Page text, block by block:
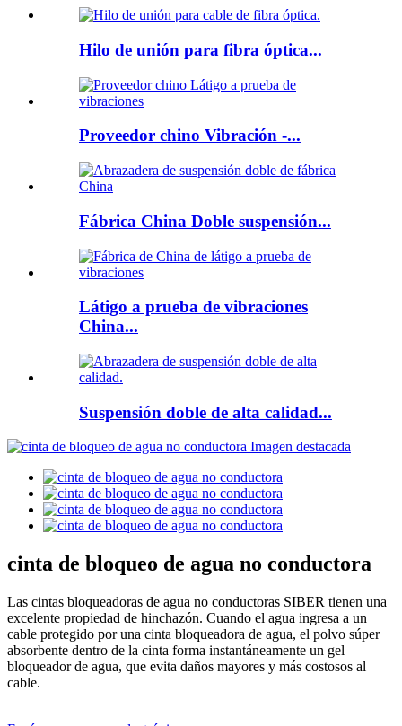
Hilo de unión para fibra óptica...
Proveedor chino Vibración -...
Fábrica China Doble suspensión...
Látigo a prueba de vibraciones
China...
Suspensión doble de alta calidad...
cinta de bloqueo de agua no conductora
Las cintas bloqueadoras de agua no conductoras SIBER tienen una
excelente propiedad de hinchazón. Cuando el agua ingresa a un
cable protegido por una cinta bloqueadora de agua, el polvo súper
absorbente dentro de la cinta forma instantáneamente un gel
bloqueador de agua, que evita daños mayores y más costosos al
cable.